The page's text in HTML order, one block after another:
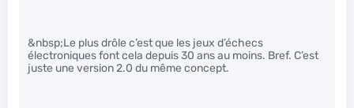
&nbsp;Le plus drôle c’est que les jeux d’échecs
électroniques font cela depuis 30 ans au moins. Bref. C’est
juste une version 2.0 du même concept.